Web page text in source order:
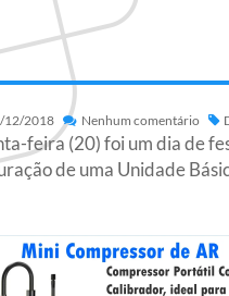
12/2018 Nenhum comentário
feira (20) foi um dia de
de uma Unidade